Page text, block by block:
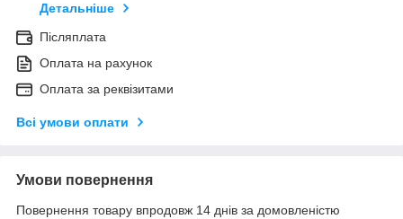
Детальніше
Післяплата
Оплата на рахунок
Оплата за реквізитами
Всі умови оплати
Умови повернення
Повернення товару впродовж 14 днів за домовленістю